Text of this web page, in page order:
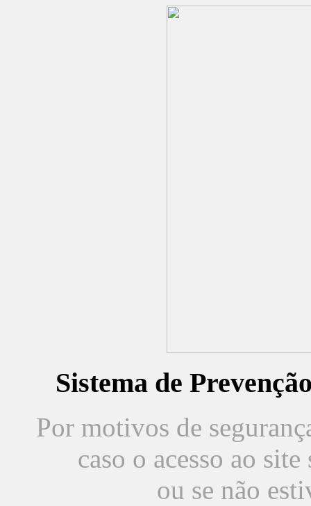
Sistema de
Por motivos de
caso o acesso ao
ou se não